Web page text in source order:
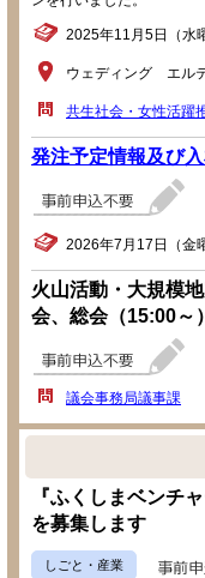
2025年11月5日（水
ウェディング エル
共生社会・女性活躍
発注予定情報及び
2026年7月17日（金
火山活動・大規模
会、総会（15:00～）
議会事務局議事課
『ふくしまベンチ
を募集します
しごと・産業